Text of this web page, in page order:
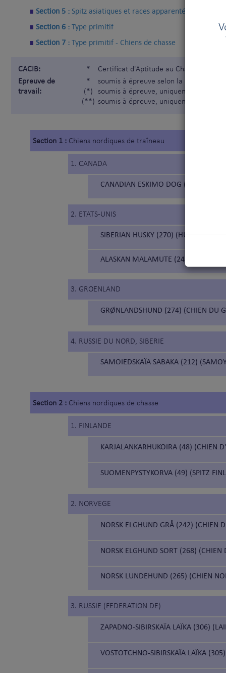
Section 5 : Spitz asiatiques et races apparentées
Section 6 : Type primitif
Section 7 : Type primitif - Chiens de chasse
CACIB: *
Certificat d'Aptitude au Championnat
Epreuve de
travail:
*
(*)
(**)
soumis à épreuve selon la
soumis à épreuve, uniquement pour
soumis à épreuve, uniquement pour
Section 1 : Chiens nordiques de traîneau
1. CANADA
CANADIAN ESKIMO DOG (211)
2. ETATS-UNIS
SIBERIAN HUSKY (270) (HUSKY DE
ALASKAN MALAMUTE (243)
3. GROENLAND
GRØNLANDSHUND (274) (CHIEN DU
4. RUSSIE DU NORD, SIBERIE
SAMOIEDSKAÏA SABAKA (212)
Section 2 : Chiens nordiques de chasse
1. FINLANDE
KARJALANKARHUKOIRA (48) (CHIEN
SUOMENPYSTYKORVA (49) (SPITZ
2. NORVEGE
NORSK ELGHUND GRÅ (242) (CHIEN
NORSK ELGHUND SORT (268)
NORSK LUNDEHUND (265) (CHIEN
3. RUSSIE (FEDERATION DE)
ZAPADNO-SIBIRSKAÏA LAÏKA (306)
VOSTOTCHNO-SIBIRSKAÏA LAÏKA